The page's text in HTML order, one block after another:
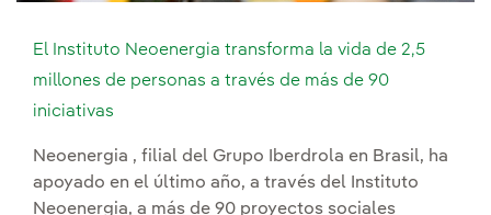
El Instituto Neoenergia transforma la vida de 2,5
millones de personas a través de más de 90
iniciativas
Neoenergia , filial del Grupo Iberdrola en Brasil, ha
apoyado en el último año, a través del Instituto
Neoenergia, a más de 90 proyectos sociales